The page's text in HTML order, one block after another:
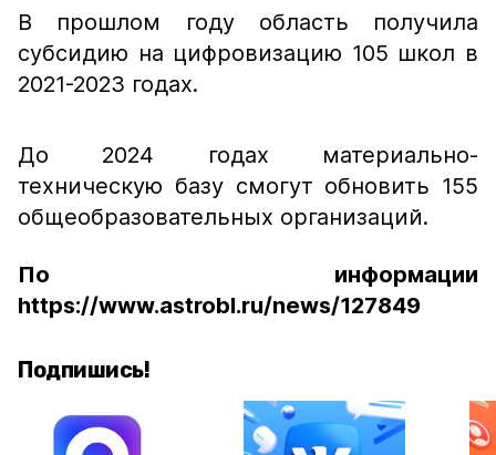
В прошлом году область получила
субсидию на цифровизацию 105 школ в
2021-2023 годах.
До 2024 годах материально-
техническую базу смогут обновить 155
общеобразовательных организаций.
По информации
https://www.astrobl.ru/news/127849
Подпишись!